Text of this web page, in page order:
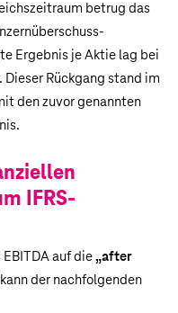
betrug das
Ergebnis je Aktie lag bei
Rückgang stand im
den zuvor genannten
IFRS-
auf die„after
der nachfolgenden